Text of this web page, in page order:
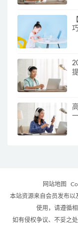
网站地图
本站资源来自会员发布以
使用，请遵循
如有侵权争议、不妥之